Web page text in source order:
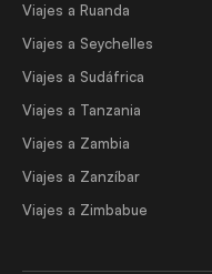
Viajes a Ruanda
Viajes a Seychelles
Viajes a Sudáfrica
Viajes a Tanzania
Viajes a Zambia
Viajes a Zanzíbar
Viajes a Zimbabue